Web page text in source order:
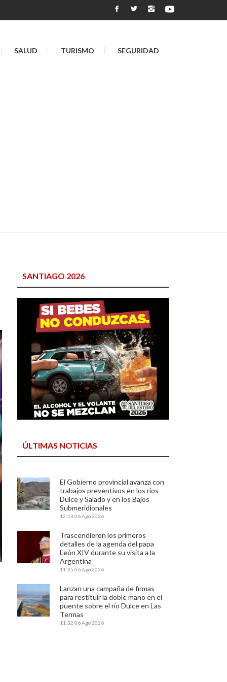
SALUD TURISMO SEGURIDAD
SANTIAGO 2026
ÚLTIMAS NOTICIAS
El Gobierno provincial avanza con
trabajos preventivos en los ríos
Dulce y Salado y en los Bajos
Submeridionales
12:13 06 Ago 2026
Trascendieron los primeros
detalles de la agenda del papa
León XIV durante su visita a la
Argentina
11:35 06 Ago 2026
Lanzan una campaña de firmas
para restituir la doble mano en el
puente sobre el río Dulce en Las
Termas
11:32 06 Ago 2026